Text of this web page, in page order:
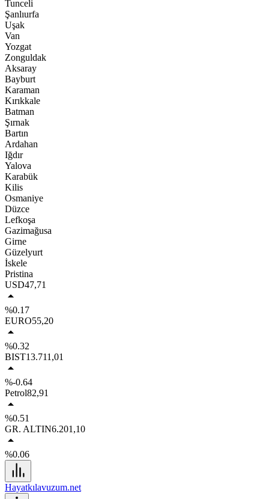
Tunceli
Şanlıurfa
Uşak
Van
Yozgat
Zonguldak
Aksaray
Bayburt
Karaman
Kırıkkale
Batman
Şırnak
Bartın
Ardahan
Iğdır
Yalova
Karabük
Kilis
Osmaniye
Düzce
Lefkoşa
Gazimağusa
Girne
Güzelyurt
İskele
Pristina
USD47,71
%0.17
EURO55,20
%0.32
BIST13.711,01
%-0.64
Petrol82,91
%0.51
GR. ALTIN6.201,10
%0.06
Hayatkılavuzum.net